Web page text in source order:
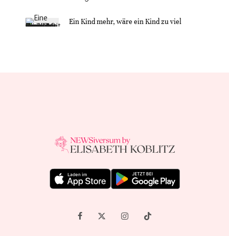
Ein Kind mehr, wäre ein Kind zu viel